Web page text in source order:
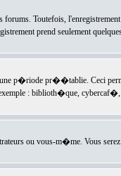
Toutefois,
prend seulement
p�riode pr��tablie. Ceci
exemple : biblioth�que,
ou vous-m�me. Vous